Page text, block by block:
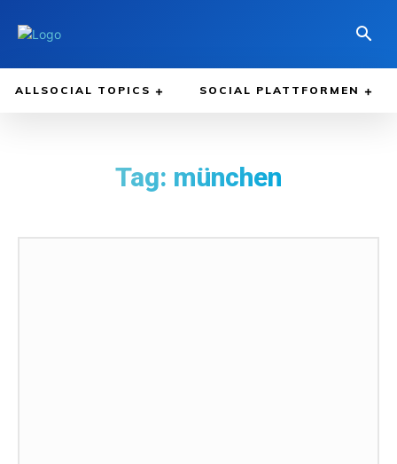
ALLSOCIAL TOPICS SOCIAL PLATTFORMEN
Tag: münchen